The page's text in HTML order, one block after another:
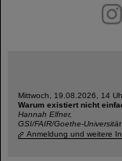
youtube
Mittwoch, 19.08.2026, 14
Warum existiert nicht
Hannah Elfner,
GSI/FAIR/Goethe-Universität
Anmeldung und weitere